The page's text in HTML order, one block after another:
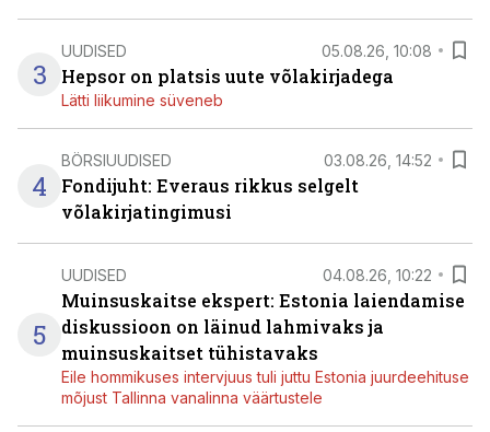
3
UUDISED 05.08.26, 10:08
Hepsor on platsis uute võlakirjadega
Lätti liikumine süveneb
4
BÖRSIUUDISED 03.08.26, 14:52
Fondijuht: Everaus rikkus selgelt
võlakirjatingimusi
5
UUDISED 04.08.26, 10:22
Muinsuskaitse ekspert: Estonia laiendamise
diskussioon on läinud lahmivaks ja
muinsuskaitset tühistavaks
Eile hommikuses intervjuus tuli juttu Estonia juurdeehituse
mõjust Tallinna vanalinna väärtustele